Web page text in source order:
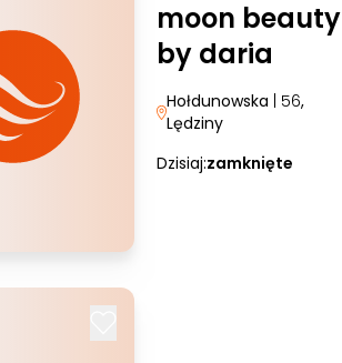
moon beauty
by daria
Hołdunowska | 56,
Lędziny
Dzisiaj:zamknięte